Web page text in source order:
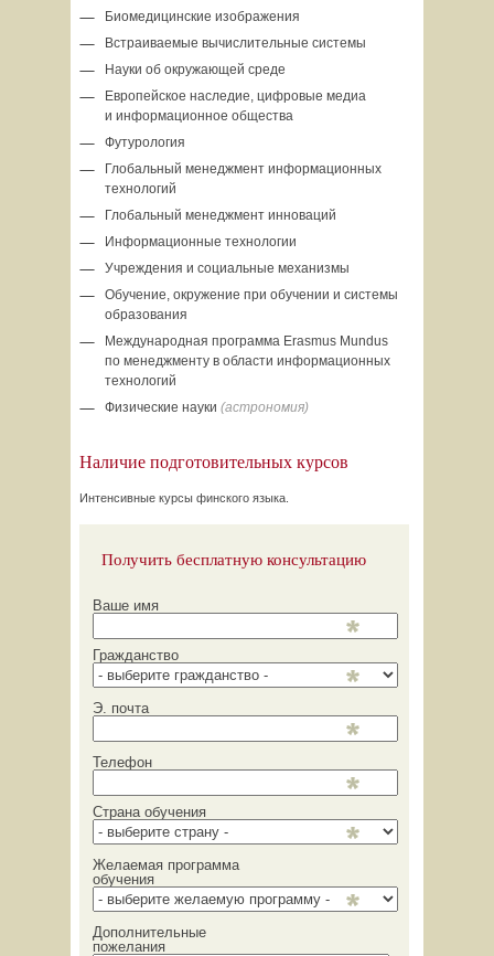
Биомедицинские изображения
Встраиваемые вычислительные системы
Науки об окружающей среде
Европейское наследие, цифровые медиа
и информационное общества
Футурология
Глобальный менеджмент информационных
технологий
Глобальный менеджмент инноваций
Информационные технологии
Учреждения и социальные механизмы
Обучение, окружение при обучении и системы
образования
Международная программа Erasmus Mundus
по менеджменту в области информационных
технологий
Физические науки (астрономия)
Наличие подготовительных курсов
Интенсивные курсы финского языка.
Получить бесплатную консультацию
Ваше имя
Гражданство
Э. почта
Телефон
Страна обучения
Желаемая программа
обучения
Дополнительные
пожелания